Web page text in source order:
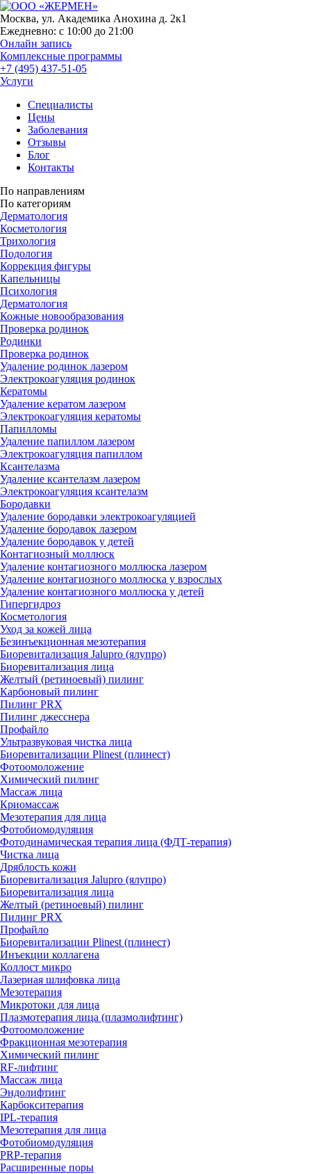
Москва, ул. Академика Анохина д. 2к1
Ежедневно: с 10:00 до 21:00
Онлайн запись
Комплексные программы
+7 (495) 437-51-05
Услуги
Специалисты
Цены
Заболевания
Отзывы
Блог
Контакты
По направлениям
По категориям
Дерматология
Косметология
Трихология
Подология
Коррекция фигуры
Капельницы
Психология
Дерматология
Кожные новообразования
Проверка родинок
Родинки
Проверка родинок
Удаление родинок лазером
Электрокоагуляция родинок
Кератомы
Удаление кератом лазером
Электрокоагуляция кератомы
Папилломы
Удаление папиллом лазером
Электрокоагуляция папиллом
Ксантелазма
Удаление ксантелазм лазером
Электрокоагуляция ксантелазм
Бородавки
Удаление бородавки электрокоагуляцией
Удаление бородавок лазером
Удаление бородавок у детей
Контагиозный моллюск
Удаление контагиозного моллюска лазером
Удаление контагиозного моллюска у взрослых
Удаление контагиозного моллюска у детей
Гипергидроз
Косметология
Уход за кожей лица
Безинъекционная мезотерапия
Биоревитализация Jalupro (ялупро)
Биоревитализация лица
Желтый (ретиноевый) пилинг
Карбоновый пилинг
Пилинг PRX
Пилинг джесснера
Профайло
Ультразвуковая чистка лица
Биоревитализации Plinest (плинест)
Фотоомоложение
Химический пилинг
Массаж лица
Криомассаж
Мезотерапия для лица
Фотобиомодуляция
Фотодинамическая терапия лица (ФДТ-терапия)
Чистка лица
Дряблость кожи
Биоревитализация Jalupro (ялупро)
Биоревитализация лица
Желтый (ретиноевый) пилинг
Пилинг PRX
Профайло
Биоревитализации Plinest (плинест)
Инъекции коллагена
Коллост микро
Лазерная шлифовка лица
Мезотерапия
Микротоки для лица
Плазмотерапия лица (плазмолифтинг)
Фотоомоложение
Фракционная мезотерапия
Химический пилинг
RF-лифтинг
Массаж лица
Эндолифтинг
Карбокситерапия
IPL‑терапия
Мезотерапия для лица
Фотобиомодуляция
PRP-терапия
Расширенные поры